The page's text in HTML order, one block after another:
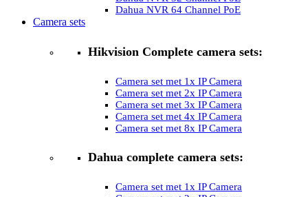
Dahua NVR 64 Channel PoE
Camera sets
Hikvision Complete camera sets:
Camera set met 1x IP Camera
Camera set met 2x IP Camera
Camera set met 3x IP Camera
Camera set met 4x IP Camera
Camera set met 8x IP Camera
Dahua complete camera sets:
Camera set met 1x IP Camera